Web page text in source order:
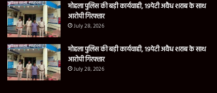
मोहला पुलिस की बड़ी कार्यवाही, 19पेटी अवैध शराब के साथ
आरोपी गिरफ्तार
July 28, 2026
मोहला पुलिस की बड़ी कार्यवाही, 19पेटी अवैध शराब के साथ
आरोपी गिरफ्तार
July 28, 2026